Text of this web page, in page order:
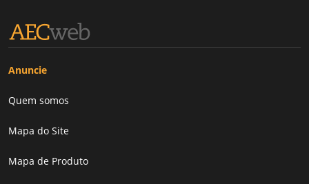
Anuncie
Quem somos
Mapa do Site
Mapa de Produto